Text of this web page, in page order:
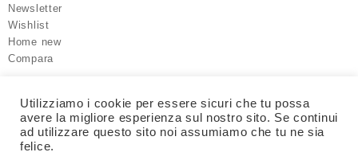
Newsletter
Wishlist
Home new
Compara
SITO UFFICIALE
SOLUZIONI IT
Utilizziamo i cookie per essere sicuri che tu possa
avere la migliore esperienza sul nostro sito. Se continui
ad utilizzare questo sito noi assumiamo che tu ne sia
felice.